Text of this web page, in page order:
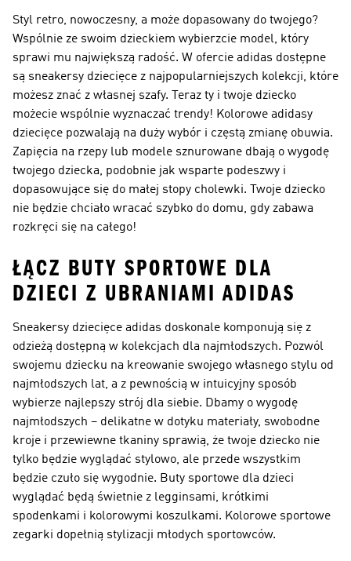
Styl retro, nowoczesny, a może dopasowany do twojego?
Wspólnie ze swoim dzieckiem wybierzcie model, który
sprawi mu największą radość. W ofercie adidas dostępne
są sneakersy dziecięce z najpopularniejszych kolekcji, które
możesz znać z własnej szafy. Teraz ty i twoje dziecko
możecie wspólnie wyznaczać trendy! Kolorowe adidasy
dziecięce pozwalają na duży wybór i częstą zmianę obuwia.
Zapięcia na rzepy lub modele sznurowane dbają o wygodę
twojego dziecka, podobnie jak wsparte podeszwy i
dopasowujące się do małej stopy cholewki. Twoje dziecko
nie będzie chciało wracać szybko do domu, gdy zabawa
rozkręci się na całego!
ŁĄCZ BUTY SPORTOWE DLA
DZIECI Z UBRANIAMI ADIDAS
Sneakersy dziecięce adidas doskonale komponują się z
odzieżą dostępną w kolekcjach dla najmłodszych. Pozwól
swojemu dziecku na kreowanie swojego własnego stylu od
najmłodszych lat, a z pewnością w intuicyjny sposób
wybierze najlepszy strój dla siebie. Dbamy o wygodę
najmłodszych – delikatne w dotyku materiały, swobodne
kroje i przewiewne tkaniny sprawią, że twoje dziecko nie
tylko będzie wyglądać stylowo, ale przede wszystkim
będzie czuło się wygodnie. Buty sportowe dla dzieci
wyglądać będą świetnie z legginsami, krótkimi
spodenkami i kolorowymi koszulkami. Kolorowe sportowe
zegarki dopełnią stylizacji młodych sportowców.